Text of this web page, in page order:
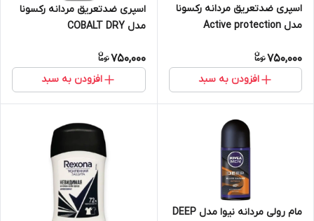
اسپری ضدتعریق مردانه رکسونا
مدل Active protection
750,000
افزودن به سبد
اسپری ضدتعریق مردانه رکسونا
مدل COBALT DRY
750,000
افزودن به سبد
مام رولی مردانه نیوا مدل DEEP